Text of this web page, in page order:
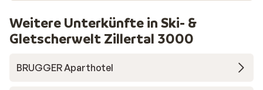
Weitere Unterkünfte in Ski- &
Gletscherwelt Zillertal 3000
BRUGGER Aparthotel